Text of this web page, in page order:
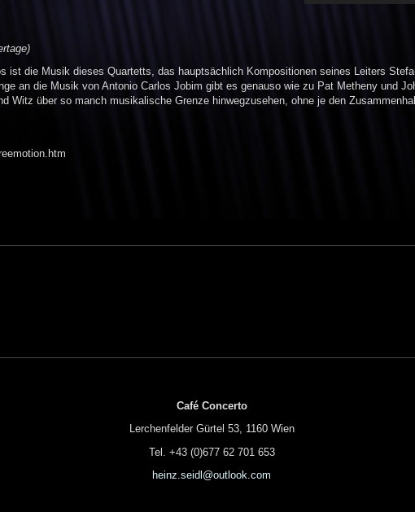
ist die Musik dieses Quartetts, das hauptsächlich Kompositionen seines Leiters
an die Musik von Antonio Carlos Jobim gibt es genauso wie zu Pat Metheny und
Witz über so manch musikalische Grenze hinwegzusehen, ohne je den
Café Concerto
Lerchenfelder Gürtel 53, 1160 Wien
Tel. +43 (0)677 62 701 653
heinz.seidl@outlook.com